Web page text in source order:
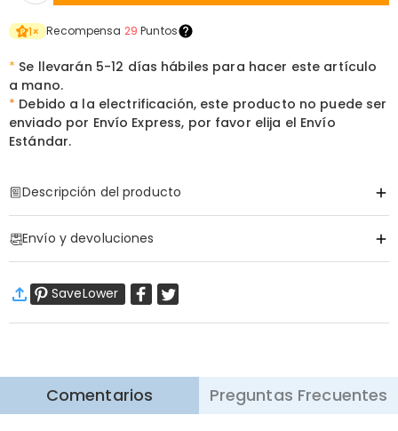
1× Recompensa 29 Puntos
* Se llevarán 5-12 días hábiles para hacer este artículo
a mano.
* Debido a la electrificación, este producto no puede ser
enviado por Envío Express, por favor elija el Envío
Estándar.
Descripción del producto
Información básica
Fuente de Alimentación:Alimentado por USB
Envío y devoluciones
Envío Estándar:9-18
Días Laborables
Saber más
SaveLower
Comentarios Preguntas Frecuentes